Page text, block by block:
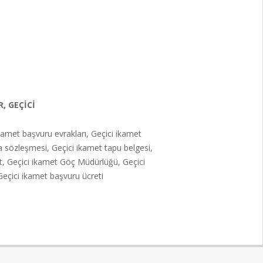
GEÇICI
başvuru evrakları, Geçici ikamet
Geçici ikamet tapu belgesi,
Geçici ikamet Göç Müdürlüğü, Geçici
ikamet başvuru ücreti